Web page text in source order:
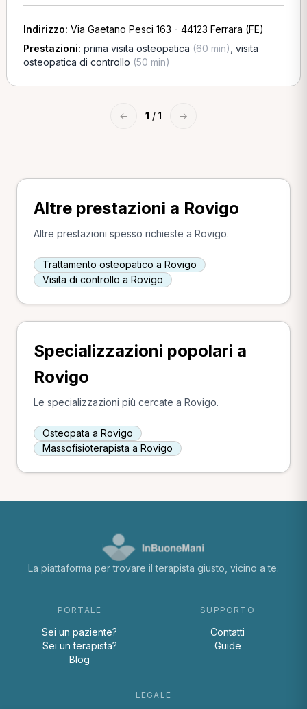
Indirizzo: Via Gaetano Pesci 163 - 44123 Ferrara (FE)
Prestazioni: prima visita osteopatica (60 min) visita
osteopatica di controllo (50 min)
← 1 / 1 →
Altre prestazioni a Rovigo
Altre prestazioni spesso richieste a Rovigo.
Trattamento osteopatico a Rovigo
Visita di controllo a Rovigo
Specializzazioni popolari a
Rovigo
Le specializzazioni più cercate a Rovigo.
Osteopata a Rovigo
Massofisioterapista a Rovigo
La piattaforma per trovare il terapista giusto, vicino a te.
PORTALE
Sei un paziente?
Sei un terapista?
Blog
SUPPORTO
Contatti
Guide
LEGALE